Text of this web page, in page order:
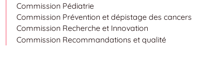
Commission Pédiatrie
Commission Prévention et dépistage des cancers
Commission Recherche et Innovation
Commission Recommandations et qualité